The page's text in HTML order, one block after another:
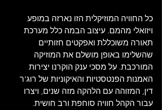
כל החוויה המוזיקלית הזו נארזה במופע
ויזואלי מהמם. עיצוב הבמה כלל מערכת
תאורה משוכללת ואפקטים חזותיים
שהשלימו באופן מושלם את המוזיקה
המורכבת. על מסכי ענק הוקרנו יצירות
האמנות הפנטסטיות והאיקוניות של רוג'ר
דין, המזוהה עם הלהקה מזה שנים, ויצרו
עבור הקהל חוויה סוחפת ורב חושית.